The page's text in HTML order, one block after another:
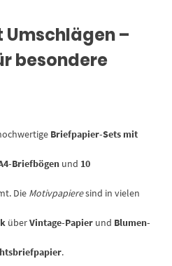
–
besondere
Briefpapier-Sets mit
Briefbögen und 10
Die Motivpapieresind in vielen
überVintage-Papier und Blumen-
.